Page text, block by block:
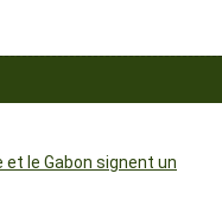
le Gabon signent un